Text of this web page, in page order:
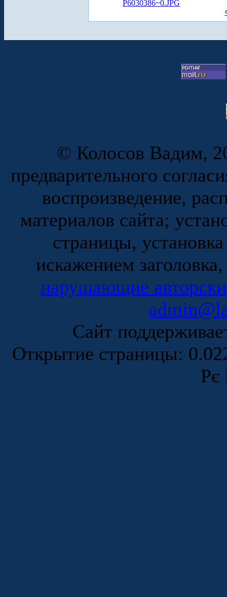
P6030386~0.JPG
© Колосов Вадим,
предварительного
воспроизведение,
материалов сайта;
страницы,
искажением
нарушающие
Сайт
Открытие страницы:
Рє